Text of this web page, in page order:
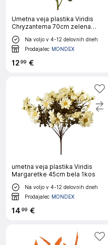
Umetna veja plastika Viridis
Chryzantema 70cm zelena
3kos
Na voljo v 4-12 delovnih dneh
Prodajalec MONDEX
1299 €
umetna veja plastika Viridis
Margaretke 45cm bela 1kos
Na voljo v 4-12 delovnih dneh
Prodajalec MONDEX
1499 €